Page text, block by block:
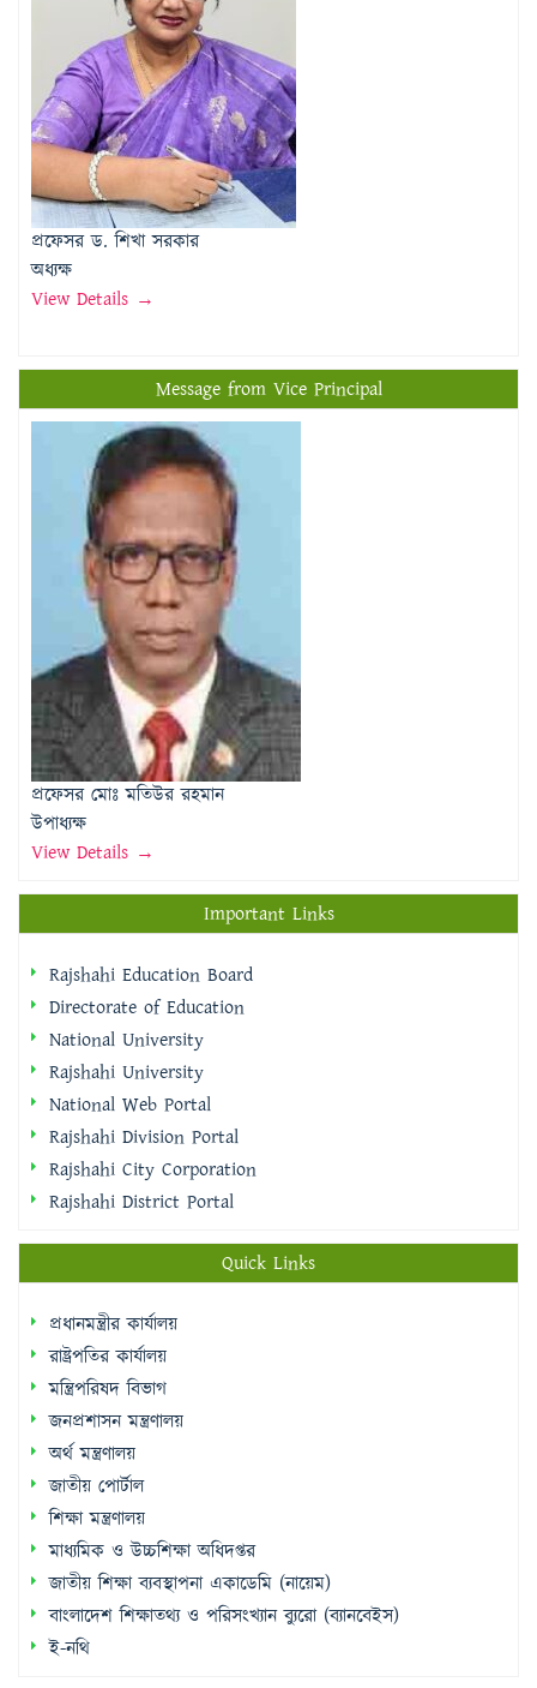
প্রফেসর ড. শিখা সরকার
অধ্যক্ষ
View Details →
প্রফেসর মোঃ মতিউর রহমান
উপাধ্যক্ষ
View Details →
Rajshahi Education Board
Directorate of Education
Rajshahi University
National Web Portal
Rajshahi Division Portal
Rajshahi City Corporation
Rajshahi District Portal
Quick Links
প্রধানমন্ত্রীর কার্যালয়
জনপ্রশাসন মন্ত্রণালয়
অর্থ মন্ত্রণালয়
জাতীয় পোর্টাল
শিক্ষা মন্ত্রণালয়
মাধ্যমিক ও উচ্চশিক্ষা অধিদপ্তর
জাতীয় শিক্ষা ব্যবস্থাপনা একাডেমি (নায়েম)
বাংলাদেশ শিক্ষাতথ্য ও পরিসংখ্যান ব্যুরো (ব্যানবেইস)
ই-নথি
Sidebar Menu